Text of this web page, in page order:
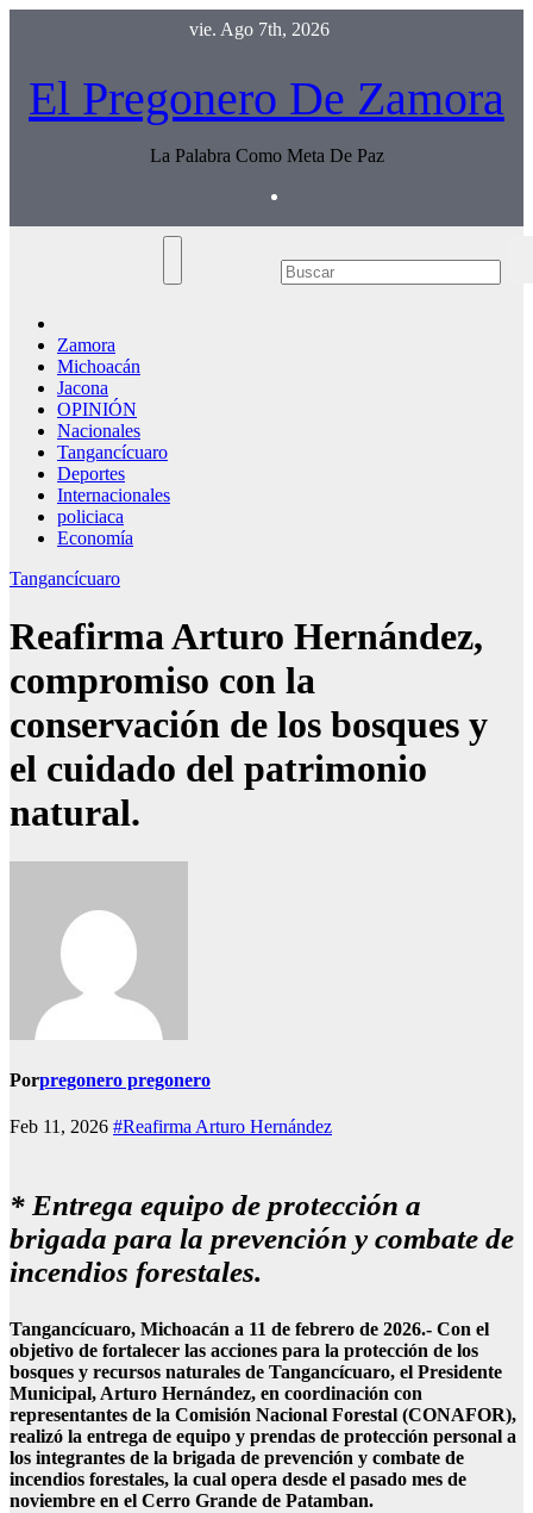
vie. Ago 7th, 2026
El Pregonero De Zamora
La Palabra Como Meta De Paz
Zamora
Michoacán
Jacona
OPINIÓN
Nacionales
Tangancícuaro
Deportes
Internacionales
policiaca
Economía
Tangancícuaro
Reafirma Arturo Hernández,
compromiso con la
conservación de los bosques y
el cuidado del patrimonio
natural.
Porpregonero pregonero
Feb 11, 2026 #Reafirma Arturo Hernández
* Entrega equipo de protección a
brigada para la prevención y combate de
incendios forestales.
Tangancícuaro, Michoacán a 11 de febrero de 2026.- Con el
objetivo de fortalecer las acciones para la protección de los
bosques y recursos naturales de Tangancícuaro, el Presidente
Municipal, Arturo Hernández, en coordinación con
representantes de la Comisión Nacional Forestal (CONAFOR),
realizó la entrega de equipo y prendas de protección personal a
los integrantes de la brigada de prevención y combate de
incendios forestales, la cual opera desde el pasado mes de
noviembre en el Cerro Grande de Patamban.